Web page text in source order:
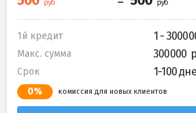
1й кредит 1 -
Макс. сумма 300000
Срок 1-100
0% комиссия для новых клиентов